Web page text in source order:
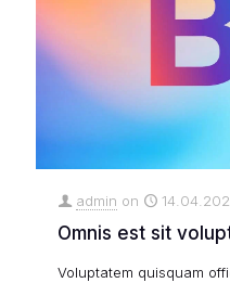
admin on
Omnis est sit
Voluptatem quisquam